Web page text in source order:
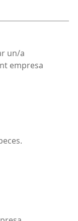
un/a
empresa